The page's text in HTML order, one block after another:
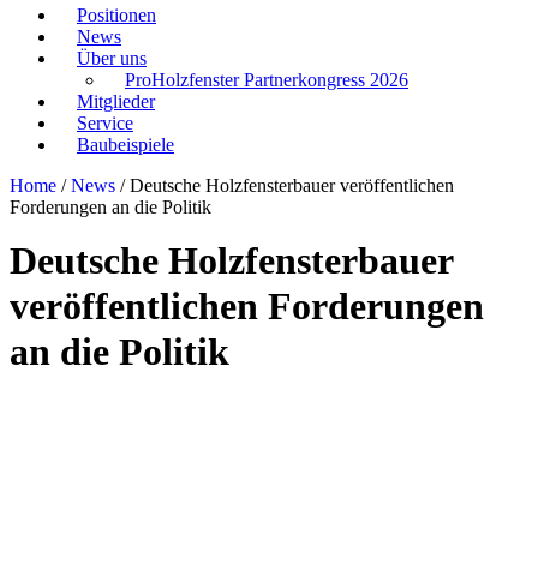
Positionen
News
Über uns
ProHolzfenster Partnerkongress 2026
Mitglieder
Service
Baubeispiele
Home /News /Deutsche Holzfensterbauer veröffentlichen
Forderungen an die Politik
Deutsche Holzfensterbauer
veröffentlichen Forderungen
an die Politik